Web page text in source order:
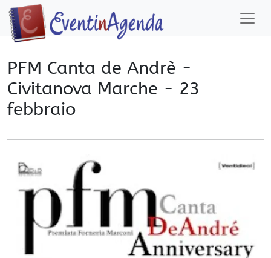
PFM Canta de Andrè -
Civitanova Marche - 23
febbraio